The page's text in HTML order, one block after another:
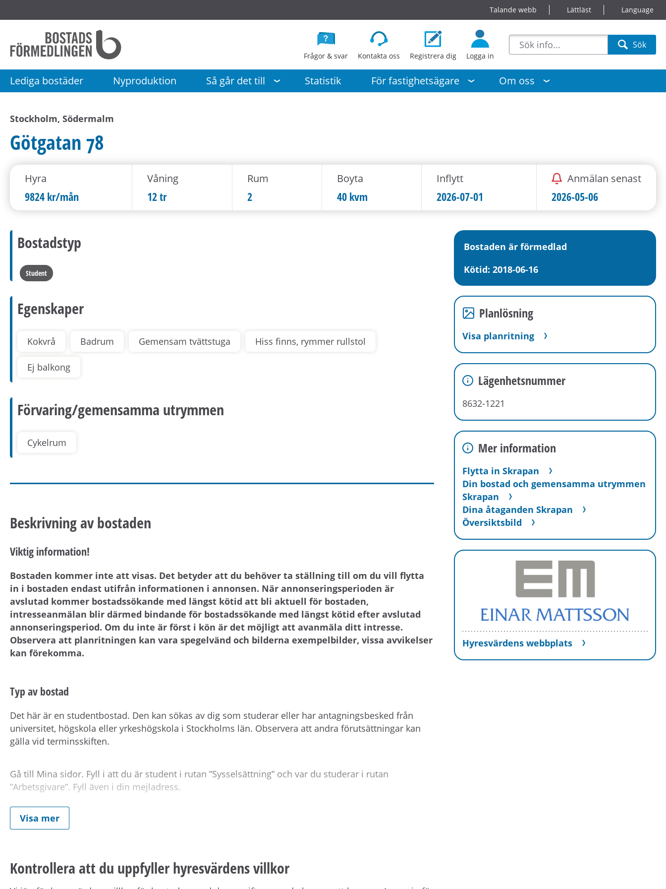
å
i
n
e
Talande webb Lättläst Language
Startsida
Bostadsförmedlingen
Stockholm
AB
Frågor & svar Kontakta oss Registrera dig Logga in
sökförslag Sök
Sök
Lediga bostäder Nyproduktion Så går det till Statistik För fastighetsägare Om oss
Stockholm, Södermalm
Götgatan 78
Hyra
9824 kr/mån
Våning
12 tr
Rum
2
Boyta
40 kvm
Inflytt
2026-07-01
Anmälan senast
2026-05-06
Bostadstyp
Student
Egenskaper
Kokvrå Badrum Gemensam tvättstuga Hiss finns, rymmer rullstol
Ej balkong
Förvaring/gemensamma utrymmen
Cykelrum
Beskrivning av bostaden
Viktig information!
Bostaden kommer inte att visas. Det betyder att du behöver ta ställning till om du vill flytta
in i bostaden endast utifrån informationen i annonsen. När annonseringsperioden är
avslutad kommer bostadssökande med längst kötid att bli aktuell för bostaden,
intresseanmälan blir därmed bindande för bostadssökande med längst kötid efter avslutad
annonseringsperiod. Om du inte är först i kön är det möjligt att avanmäla ditt intresse.
Observera att planritningen kan vara spegelvänd och bilderna exempelbilder, vissa avvikelser
kan förekomma.
Typ av bostad
Det här är en studentbostad. Den kan sökas av dig som studerar eller har antagningsbesked från
universitet, högskola eller yrkeshögskola i Stockholms län. Observera att andra förutsättningar kan
gälla vid terminsskiften.
Gå till Mina sidor. Fyll i att du är student i rutan ”Sysselsättning” och var du studerar i rutan
”Arbetsgivare”. Fyll även i din mejladress.
Om kontraktet
har inte rätt att överlåta hyresavtalet.
Visa mer
Kontrollera att du uppfyller hyresvärdens villkor
Bostaden är förmedlad
Kötid: 2018-06-16
Planlösning
Visa planritning
Lägenhetsnummer
8632-1221
Mer information
Flytta in Skrapan
Din bostad och gemensamma utrymmen
Skrapan
Dina åtaganden Skrapan
Översiktsbild
Hyresvärdens webbplats